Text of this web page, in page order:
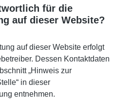
für die
auf dieser Website?
auf dieser Website erfolgt
Dessen Kontaktdaten
„Hinweis zur
in dieser
entnehmen.